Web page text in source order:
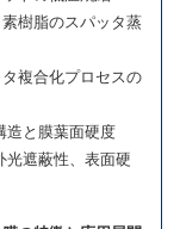
樹脂のスパッタ蒸
複合化プロセスの
と膜葉面硬度
遮蔽性、表面硬